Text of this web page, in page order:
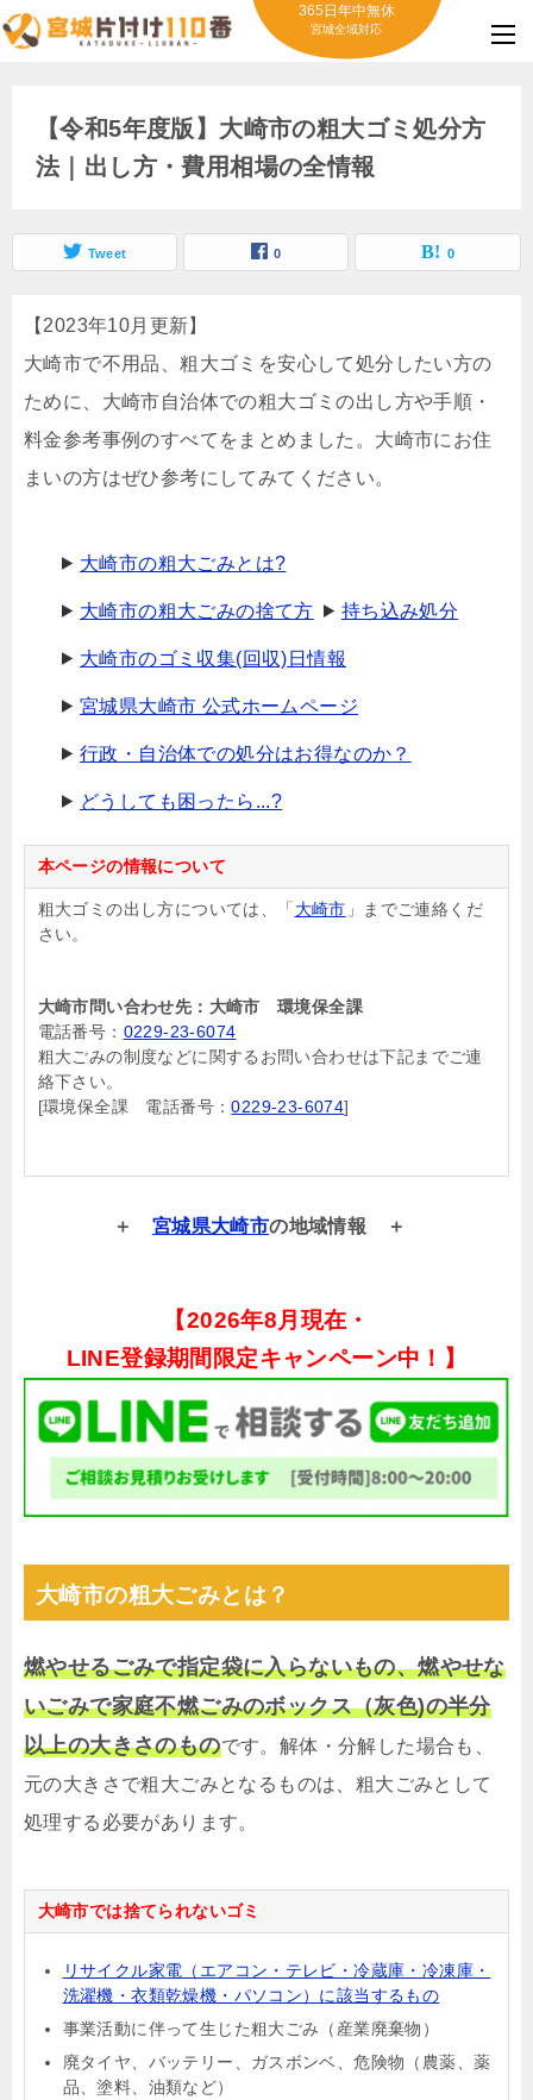
365日年中無休
宮城全域対応
【令和5年度版】大崎市の粗大ゴミ処分方
法｜出し方・費用相場の全情報
Tweet 0 0
【2023年10月更新】
大崎市で不用品、粗大ゴミを安心して処分したい方の
ために、大崎市自治体での粗大ゴミの出し方や手順・
料金参考事例のすべてをまとめました。大崎市にお住
まいの方はぜひ参考にしてみてください。
大崎市の粗大ごみとは?
大崎市の粗大ごみの捨て方 持ち込み処分
大崎市のゴミ収集(回収)日情報
宮城県大崎市 公式ホームページ
行政・自治体での処分はお得なのか？
どうしても困ったら...?
本ページの情報について
粗大ゴミの出し方については、「 大崎市 」までご連絡くだ
さい。
大崎市問い合わせ先：大崎市 環境保全課
電話番号： 0229-23-6074
粗大ごみの制度などに関するお問い合わせは下記までご連
絡下さい。
[環境保全課 電話番号：0229-23-6074]
宮城県大崎市の地域情報
【2026年8月現在・
LINE登録期間限定キャンペーン中！】
大崎市の粗大ごみとは？
燃やせるごみで指定袋に入らないもの、燃やせな
いごみで家庭不燃ごみのボックス（灰色)の半分
以上の大きさのものです。解体・分解した場合も、
元の大きさで粗大ごみとなるものは、粗大ごみとして
処理する必要があります。
大崎市では捨てられないゴミ
リサイクル家電（エアコン・テレビ・冷蔵庫・冷凍庫・
洗濯機・衣類乾燥機・パソコン）に該当するもの
事業活動に伴って生じた粗大ごみ（産業廃棄物）
廃タイヤ、バッテリー、ガスボンベ、危険物（農薬、薬
品、塗料、油類など）